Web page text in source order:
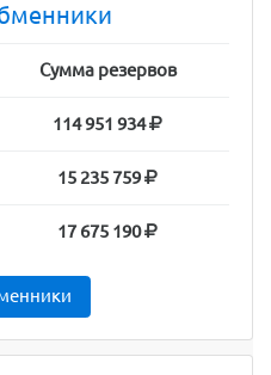
Сумма резервов
114 951 934
15 235 759
17 675 190